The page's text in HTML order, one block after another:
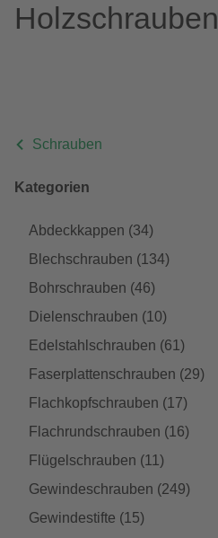
Holzschrauben
Schrauben
Kategorien
Abdeckkappen (34)
Blechschrauben (134)
Bohrschrauben (46)
Dielenschrauben (10)
Edelstahlschrauben (61)
Faserplattenschrauben (29)
Flachkopfschrauben (17)
Flachrundschrauben (16)
Flügelschrauben (11)
Gewindeschrauben (249)
Gewindestifte (15)